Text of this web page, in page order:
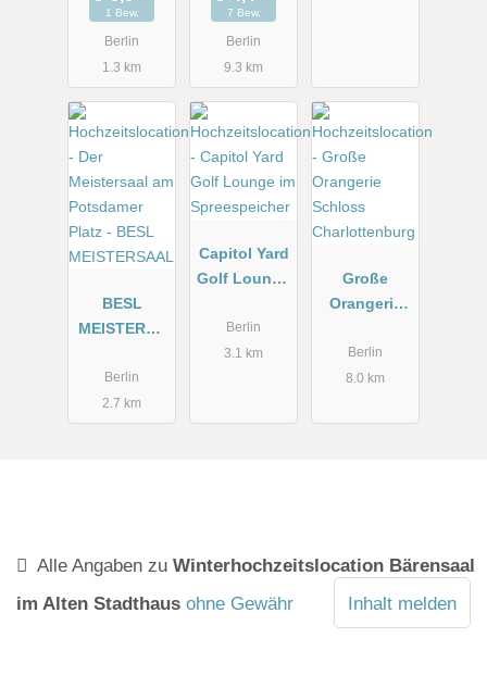
1 Bew.
Berlin
1.3 km
7 Bew.
Berlin
9.3 km
BESL
MEISTERSA
Berlin
2.7 km
Capitol Yard
Golf Lounge
Spreespeich
er
Berlin
3.1 km
Große
Orangerie
Charlottenb
urg
Berlin
8.0 km
Alle Angaben zu Winterhochzeitslocation Bärensaal
im Alten Stadthaus ohne Gewähr Inhalt melden